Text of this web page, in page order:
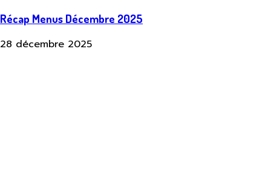
Récap Menus Décembre 2025
28 décembre 2025